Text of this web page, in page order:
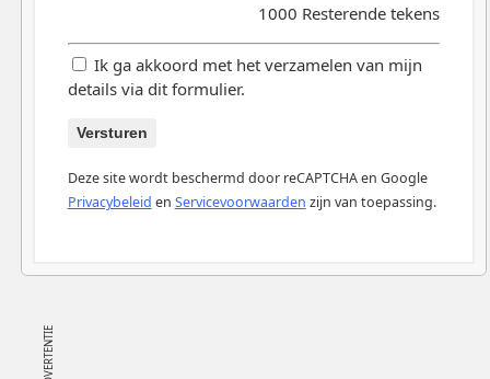
1000 Resterende tekens
Ik ga akkoord met het verzamelen van mijn
details via dit formulier.
Versturen
Deze site wordt beschermd door reCAPTCHA en Google
Privacybeleid en Servicevoorwaarden zijn van toepassing.